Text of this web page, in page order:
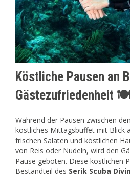
Köstliche Pausen an
Gästezufriedenheit 🍽️
Während der Pausen zwischen
köstliches Mittagsbuffet mit Blick
frischen Salaten und köstlichen
von Reis oder Nudeln, wird den
Pause geboten. Diese köstlichen
Bestandteil des Serik Scuba